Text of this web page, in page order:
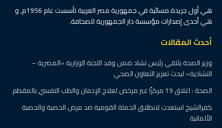
هي أول جريدة مسائية في جمهورية مصر العربية تأسست عام 1956م, و
هي أحدى إصدارات مؤسسة دار الجمهورية للصحافة.
أحدث المقالات
وزير الصحة يلتقي رئيس تشاد ضمن وفد اللجنة الوزارية «المصرية –
التشادية» لبحث تعزيز التعاون الصحي
الصحة : اغلاق 19 مركزًا غير مرخص لعلاج الإدمان والطب النفسي بالمقطم
كفرالشيخ استعدت لانطلاق الحملة القومية ضد مرض الحصبة والحصبة
الألمانية